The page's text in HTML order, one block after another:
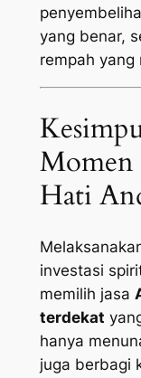
yang benar,
rempah yang
Momen
Hati
investasi
memilih jasa
terdekat
hanya
juga berbagi